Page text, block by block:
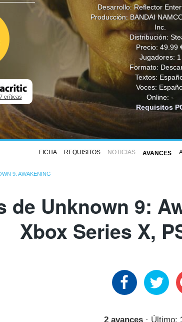
críticas
Desarrollo: Reflector
Producción: BANDAI
Inc.
Distribución:
Precio: 49.99
Jugadores: 1
Formato:
Textos:
Voces:
Online: -
Requisitos
FICHA REQUISITOS NOTICIAS AVANCES
9: AWAKENING
de Unknown 9:
Xbox Series X,
2 avances· Último: